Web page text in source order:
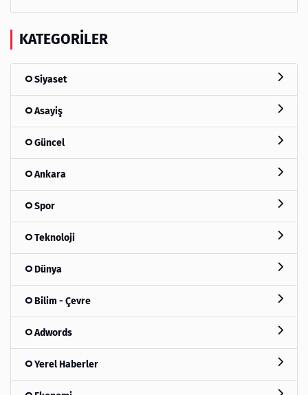
KATEGORILER
Siyaset
Asayiş
Güncel
Ankara
Spor
Teknoloji
Dünya
Bilim - Çevre
Adwords
Yerel Haberler